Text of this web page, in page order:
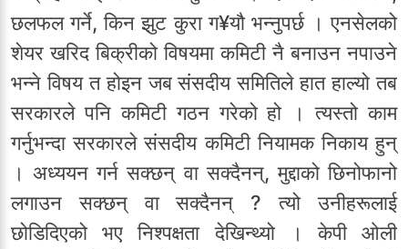
छलफल गर्ने, किन झुट कुरा ग¥यौ भन्नुपर्छ । एनसेलको
शेयर खरिद बिक्रीको विषयमा कमिटी नै बनाउन नपाउने
भन्ने विषय त होइन जब संसदीय समितिले हात हाल्यो तब
सरकारले पनि कमिटी गठन गरेको हो । त्यस्तो काम
गर्नुभन्दा सरकारले संसदीय कमिटी नियामक निकाय हुन्
। अध्ययन गर्न सक्छन् वा सक्दैनन्, मुद्दाको छिनोफानो
लगाउन सक्छन् वा सक्दैनन् ? त्यो उनीहरूलाई
छोडिदिएको भए निश्पक्षता देखिन्थ्यो । केपी ओली